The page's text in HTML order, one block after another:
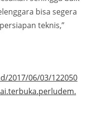
bisa segera
teknis,”
2017/06/03/122050